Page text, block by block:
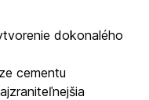
dokonalého
cementu